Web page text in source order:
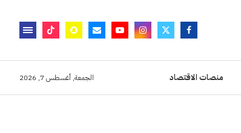
منصات الاقتصاد الجمعة, أغسطس 7, 2026